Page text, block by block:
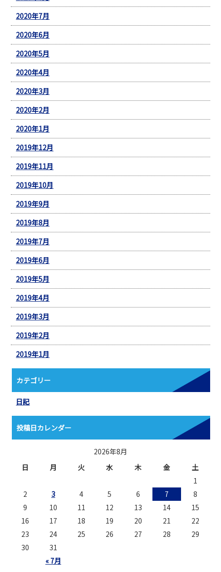
2020年7月
2020年6月
2020年5月
2020年4月
2020年3月
2020年2月
2020年1月
2019年12月
2019年11月
2019年10月
2019年9月
2019年8月
2019年7月
2019年6月
2019年5月
2019年4月
2019年3月
2019年2月
2019年1月
カテゴリー
日記
投稿日カレンダー
2026年8月
日
月 火 水 木 金 土
« 7月
1
2
3 4 5 6 7
8
9
10 11 12 13 14
15
16
17 18 19 20 21
22
23
24 25 26 27 28
29
30
31